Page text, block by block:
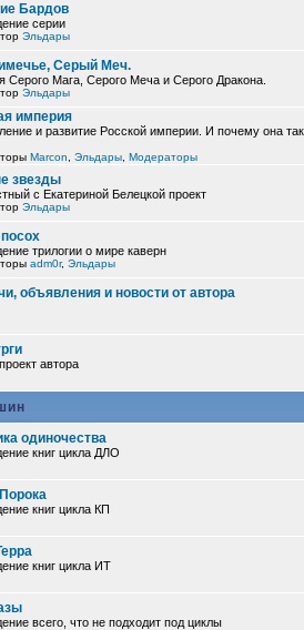
Бардов
серии
Эльдары
Серый Меч.
Серого Мага, Серого Меча и Серого Дракона.
Эльдары
империя
и развитие Росской империи. И почему она
Marcon Эльдары Модераторы
звезды
с Екатериной Белецкой проект
Эльдары
трилогии о мире каверн
adm0r, Эльдары
объявления и новости от автора
автора
одиночества
книг цикла ДЛО
книг цикла КП
книг цикла ИТ
всего, что не подходит под циклы